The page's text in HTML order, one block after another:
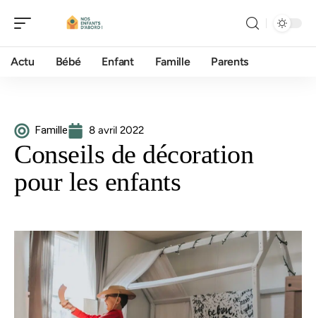
Actu Bébé Enfant Famille Parents
Famille 8 avril 2022
Conseils de décoration
pour les enfants